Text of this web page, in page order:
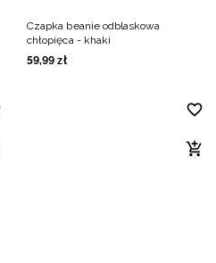
Czapka beanie odblaskowa
chłopięca - khaki
59,99 zł